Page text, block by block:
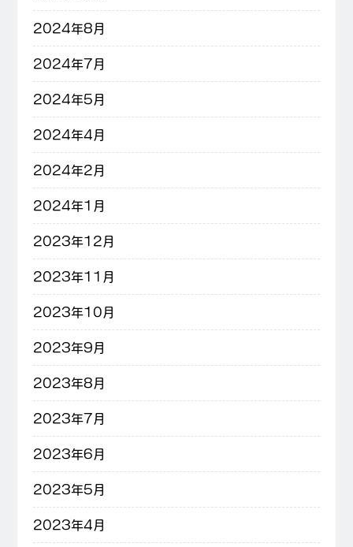
2024年8月
2024年7月
2024年5月
2024年4月
2024年2月
2024年1月
2023年12月
2023年11月
2023年10月
2023年9月
2023年8月
2023年7月
2023年6月
2023年5月
2023年4月